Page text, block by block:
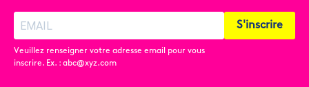
Veuillez renseigner votre adresse email pour vous
inscrire. Ex. : abc@xyz.com
S'inscrire